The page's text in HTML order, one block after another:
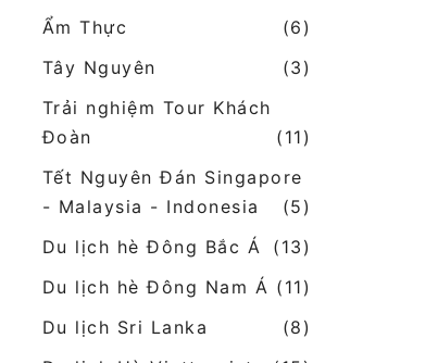
Ẩm Thực
(6)
Tây Nguyên
(3)
Trải nghiệm Tour Khách
Đoàn
(11)
Tết Nguyên Đán Singapore
- Malaysia - Indonesia
(5)
Du lịch hè Đông Bắc Á
(13)
Du lịch hè Đông Nam Á (11)
Du lịch Sri Lanka
(8)